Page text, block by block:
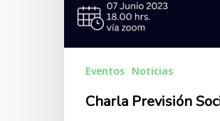
Eventos Noticias
Charla Previsión